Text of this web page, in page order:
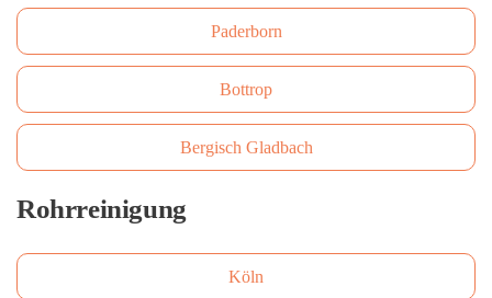
Paderborn
Bottrop
Bergisch Gladbach
Rohrreinigung
Köln